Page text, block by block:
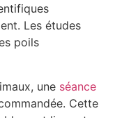
Les études
poils
une séance
Cette